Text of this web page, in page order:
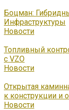
Боцман:
Инфраструктуры
Новости
Топливный
с VZO
Новости
Открытая
к конструкции и
Новости